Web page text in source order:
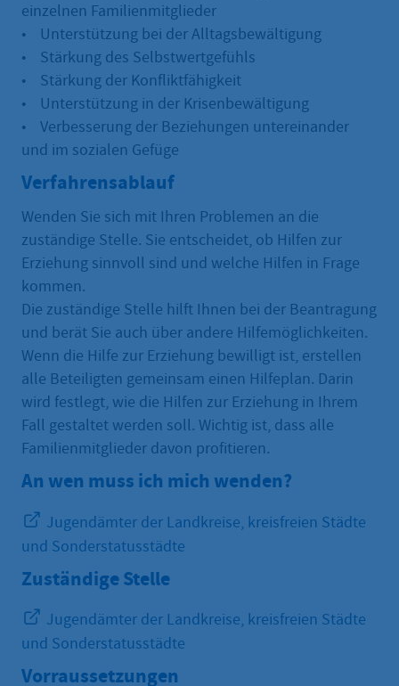
einzelnen Familienmitglieder
• Unterstützung bei der Alltagsbewältigung
• Stärkung des Selbstwertgefühls
• Stärkung der Konfliktfähigkeit
• Unterstützung in der Krisenbewältigung
• Verbesserung der Beziehungen untereinander
und im sozialen Gefüge
Verfahrensablauf
Wenden Sie sich mit Ihren Problemen an die
zuständige Stelle. Sie entscheidet, ob Hilfen zur
Erziehung sinnvoll sind und welche Hilfen in Frage
kommen.
Die zuständige Stelle hilft Ihnen bei der Beantragung
und berät Sie auch über andere Hilfemöglichkeiten.
Wenn die Hilfe zur Erziehung bewilligt ist, erstellen
alle Beteiligten gemeinsam einen Hilfeplan. Darin
wird festlegt, wie die Hilfen zur Erziehung in Ihrem
Fall gestaltet werden soll. Wichtig ist, dass alle
Familienmitglieder davon profitieren.
An wen muss ich mich wenden?
Jugendämter der Landkreise, kreisfreien Städte
und Sonderstatusstädte
Zuständige Stelle
Jugendämter der Landkreise, kreisfreien Städte
und Sonderstatusstädte
Vorraussetzungen